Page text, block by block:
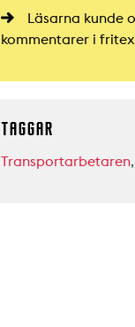
Läsarna kunde
kommentarer i
TAGGAR
Transportarbetaren,